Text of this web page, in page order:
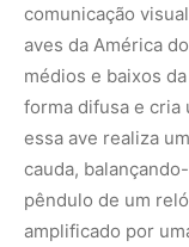
comunicação
aves da América
médios e baixos
forma difusa e cria
essa ave realiza
cauda,
pêndulo de um
amplificado por